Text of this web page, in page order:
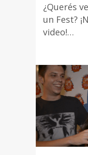
¿Querés
un Fest?
video!…